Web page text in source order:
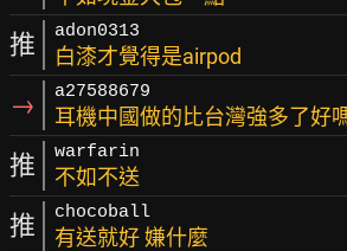
推 adon0313
白漆才覺得是airpod
→ a27588679
耳機中國做的比台灣強多了好
推 warfarin
不如不送
推 chocoball
有送就好 嫌什麼